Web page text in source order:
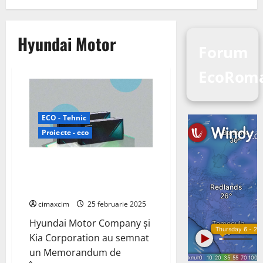
Hyundai Motor
ECO - Tehnic
Proiecte - eco
cimaxcim 25 februarie 2025
Hyundai Motor Company și
Kia Corporation au semnat
un Memorandum de